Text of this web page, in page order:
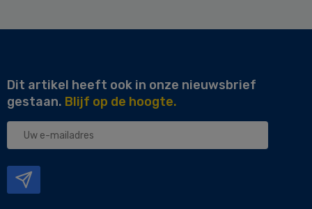
Dit artikel heeft ook in onze nieuwsbrief
gestaan. Blijf op de hoogte.
Uw